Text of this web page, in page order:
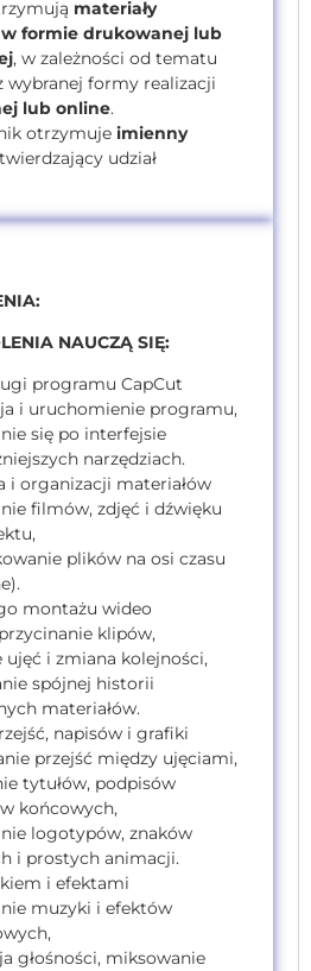
materiały
formie drukowanej lub
, w zależności od tematu
wybranej formy realizacji
lub online.
otrzymuje imienny
udział
NAUCZĄ SIĘ:
programu CapCut
i uruchomienie programu,
się po interfejsie
narzędziach.
i organizacji materiałów
filmów, zdjęć i dźwięku
plików na osi czasu
montażu wideo
klipów,
ujęć i zmiana kolejności,
spójnej historii
materiałów.
napisów i grafiki
przejść między ujęciami,
tytułów, podpisów
końcowych,
logotypów, znaków
i prostych animacji.
i efektami
muzyki i efektów
głośności, miksowanie